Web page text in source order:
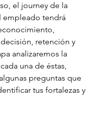
el journey de la
empleado tendrá
retención y
analizaremos la
una de éstas,
preguntas que
tus fortalezas y